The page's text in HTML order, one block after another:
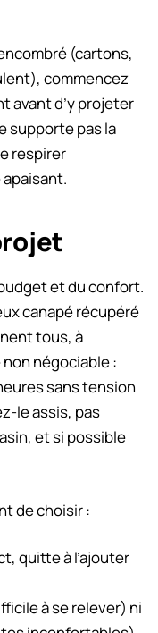
(cartons,
commencez
avant d’y projeter
supporte pas la
respirer
et du confort.
canapé récupéré
tous, à
négociable :
sans tension
le assis, pas
et si possible
de choisir :
quitte à l’ajouter
à se relever) ni